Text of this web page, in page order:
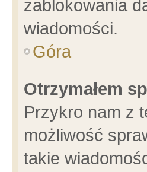
zablokowania
wiadomości.
Góra
Otrzymałem
Przykro nam z
możliwość
takie